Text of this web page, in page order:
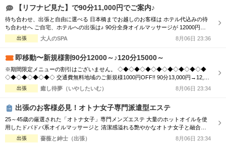
も良し！...【リフナビ見た】で90分11,000円でご案内♪
待ち合わせ、出張と自由に選べる 日本橋までお越しのお客様は ホテル代込みの待
ち合わせへ ご自宅、ホテルへの出張は♪ 90分全身オイルマッサージが 12000円
→→11000円の1000円引き 120分全身オイルマッサージが 20000円 →→18000円
の2000円引き でご利用いただけます
出張 大人のSPA 8月06日 23:36
即移動〜新規様割90分12000～♪120分15000～
※期間限定メニューの割引はございません。 ◇◆◇◆◇◆◇◆◇◆◇◆◇◆◇◆
◇◆◇◆◇◆◇◆◇ 交通費無料地域のご新規様1000円OFF!! 90分13,000円→12,00
0円 120分16,000円→15,000円 150分20,000円→19,000円 ※指名料別途 ◇◆◇◆◇
◆◇◆◇◆◇◆◇◆◇◆◇◆◇◆◇◆◇◆◇ 市内の交通費を頂く地域のご新規様1
出張 癒し待夢（いやしたいむ） 8月06日 23:34
出張のお客様必見！オトナ女子専門派遣型エステ
25～45歳の厳選された「オトナ女子」専門メンズエステ 大量のホットオイルを使
用したドバドバ系オイルマッサージと 清潔感溢れる艶やかなオトナ女子と融合
で、優雅なひと時をお楽しみください。 【新規割引】ご新規様にお得♪ ご新規様限
定で総額から『3,000円』割引！ 90分 16,500円 → 13,500円（税込） 120分
出張 薔薇と紳士（出張） 8月06日 23:34